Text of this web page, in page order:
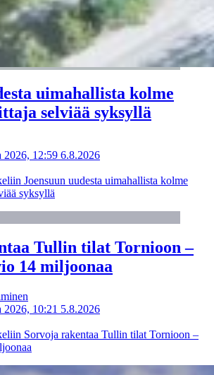
uimahallista kolme
selviää syksyllä
2026, 12:59 6.8.2026
Joensuun uudesta uimahallista kolme
syksyllä
Tullin tilat Tornioon –
14 miljoonaa
10:21 5.8.2026
Sorvoja rakentaa Tullin tilat Tornioon –